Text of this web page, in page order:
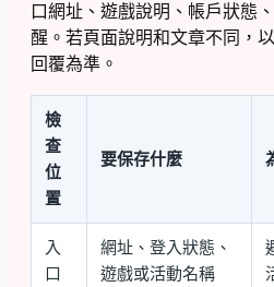
口網址、遊戲說明、帳戶狀態
醒。若頁面說明和文章不同，
回覆為準。
檢
查
位
置
要保存什麼
入
口
網址、登入狀態、
遊戲或活動名稱